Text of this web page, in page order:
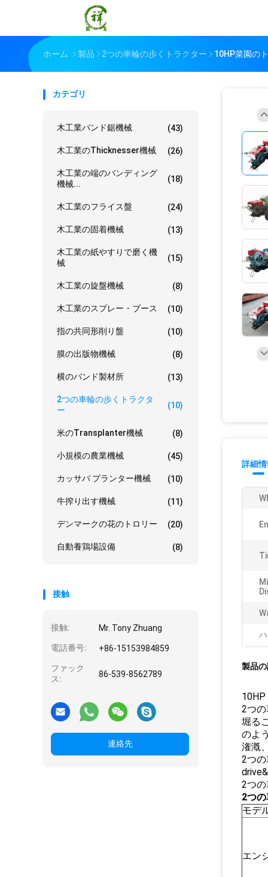
ホーム 製品 2つの車輪の歩くトラクター 10HP菜園の
カテゴリ
木工業バンド鋸機械 (43)
木工業のThicknesser機械 (26)
木工業の端のバンディング
機械...
(18)
木工業のフライス盤 (24)
木工業の固着機械 (13)
木工業の紙やすりで磨く機
械
(15)
木工業の旋盤機械 (8)
木工業のスプレー・ブース (10)
指の共同形削り盤 (10)
膜の出版物機械 (8)
横のバンド製材所 (13)
2つの車輪の歩くトラクタ
ー
(10)
米のTransplanter機械 (8)
小規模の農業機械 (45)
カッサバ プランター機械 (10)
牛搾り出す機械 (11)
デンマークの花のトロリー (20)
自動養鶏場設備 (8)
接触
接触: Mr. Tony Zhuang
電話番号: +86-15153984859
ファック
ス:
86-539-8562789
連絡先
詳細
製品
2つ
堀る
のよ
潅漑
2つ
2つ
2つ
モデ
エン